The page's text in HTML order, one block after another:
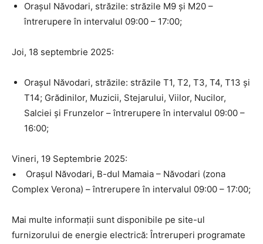
Orașul Năvodari, străzile: străzile M9 și M20 –
întrerupere în intervalul 09:00 – 17:00;
Joi, 18 septembrie 2025:
Orașul Năvodari, străzile: străzile T1, T2, T3, T4, T13 și
T14; Grădinilor, Muzicii, Stejarului, Viilor, Nucilor,
Salciei și Frunzelor – întrerupere în intervalul 09:00 –
16:00;
Vineri, 19 Septembrie 2025:
• Orașul Năvodari, B-dul Mamaia – Năvodari (zona
Complex Verona) – întrerupere în intervalul 09:00 – 17:00;
Mai multe informații sunt disponibile pe site-ul
furnizorului de energie electrică: Întreruperi programate